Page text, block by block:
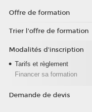
Offre de formation
Trier l'offre de formation
Modalités d'inscription
Tarifs et règlement
Financer sa formation
Demande de devis